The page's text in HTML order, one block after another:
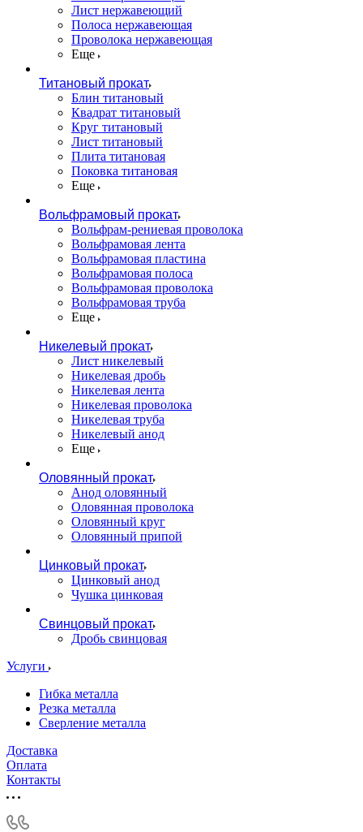
Лист нержавеющий
Полоса нержавеющая
Проволока нержавеющая
Еще
Титановый прокат
Блин титановый
Квадрат титановый
Круг титановый
Лист титановый
Плита титановая
Поковка титановая
Еще
Вольфрамовый прокат
Вольфрам-рениевая проволока
Вольфрамовая лента
Вольфрамовая пластина
Вольфрамовая полоса
Вольфрамовая проволока
Вольфрамовая труба
Еще
Никелевый прокат
Лист никелевый
Никелевая дробь
Никелевая лента
Никелевая проволока
Никелевая труба
Никелевый анод
Еще
Оловянный прокат
Анод оловянный
Оловянная проволока
Оловянный круг
Оловянный припой
Цинковый прокат
Цинковый анод
Чушка цинковая
Свинцовый прокат
Дробь свинцовая
Услуги
Гибка металла
Резка металла
Сверление металла
Доставка
Оплата
Контакты